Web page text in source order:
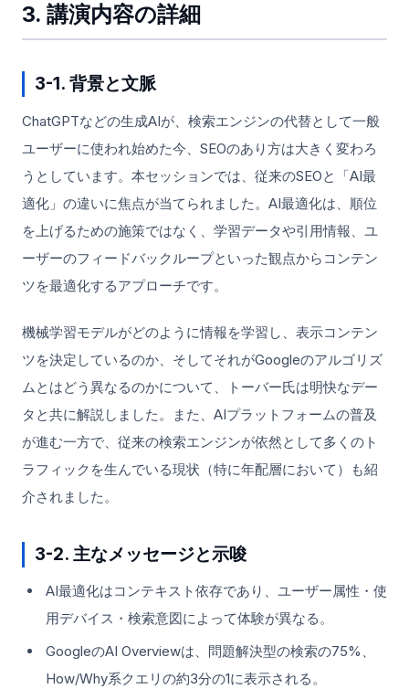
3. 講演内容の詳細
3-1. 背景と文脈
ChatGPTなどの生成AIが、検索エンジンの代替として一般
ユーザーに使われ始めた今、SEOのあり方は大きく変わろ
うとしています。本セッションでは、従来のSEOと「AI最
適化」の違いに焦点が当てられました。AI最適化は、順位
を上げるための施策ではなく、学習データや引用情報、ユ
ーザーのフィードバックループといった観点からコンテン
ツを最適化するアプローチです。
機械学習モデルがどのように情報を学習し、表示コンテン
ツを決定しているのか、そしてそれがGoogleのアルゴリズ
ムとはどう異なるのかについて、トーバー氏は明快なデー
タと共に解説しました。また、AIプラットフォームの普及
が進む一方で、従来の検索エンジンが依然として多くのト
ラフィックを生んでいる現状（特に年配層において）も紹
介されました。
3-2. 主なメッセージと示唆
AI最適化はコンテキスト依存であり、ユーザー属性・使
用デバイス・検索意図によって体験が異なる。
GoogleのAI Overviewは、問題解決型の検索の75%、
How/Why系クエリの約3分の1に表示される。